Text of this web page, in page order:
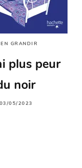
GRANDIR
plus peur
noir
03/05/2023